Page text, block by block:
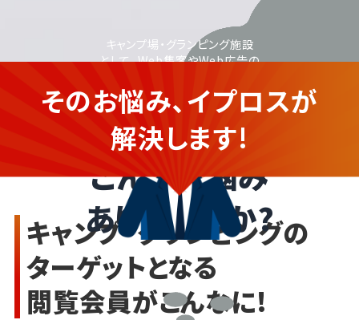
キャンプ場・グランピング施設の
企業さま
こんなお悩み
ありませんか?
キャンプ場・グランピング施設
として、Web集客やWeb広告の
運用に不安がある
そのお悩み、イプロスが
解決します!
キャンプ・グランピングの
ターゲットとなる
閲覧会員がこんなに!